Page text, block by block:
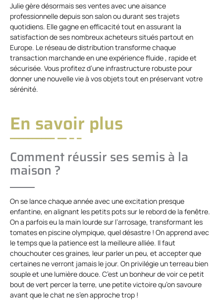
Julie gère désormais ses ventes avec une aisance
professionnelle depuis son salon ou durant ses trajets
quotidiens. Elle gagne en efficacité tout en assurant la
satisfaction de ses nombreux acheteurs situés partout en
Europe. Le réseau de distribution transforme chaque
transaction marchande en une expérience fluide , rapide et
sécurisée. Vous profitez d’une infrastructure robuste pour
donner une nouvelle vie à vos objets tout en préservant votre
sérénité.
En savoir plus
Comment réussir ses semis à la
maison ?
On se lance chaque année avec une excitation presque
enfantine, en alignant les petits pots sur le rebord de la fenêtre.
On a parfois eu la main lourde sur l’arrosage, transformant les
tomates en piscine olympique, quel désastre ! On apprend avec
le temps que la patience est la meilleure alliée. Il faut
chouchouter ces graines, leur parler un peu, et accepter que
certaines ne verront jamais le jour. On privilégie un terreau bien
souple et une lumière douce. C’est un bonheur de voir ce petit
bout de vert percer la terre, une petite victoire qu’on savoure
avant que le chat ne s’en approche trop !